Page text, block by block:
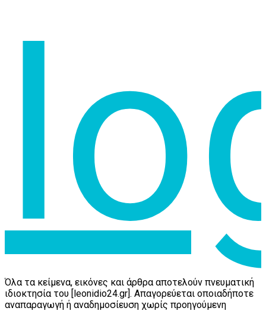
Όλα τα κείμενα, εικόνες και άρθρα αποτελούν πνευματική
ιδιοκτησία του [leonidio24.gr]. Απαγορεύεται οποιαδήποτε
αναπαραγωγή ή αναδημοσίευση χωρίς προηγούμενη